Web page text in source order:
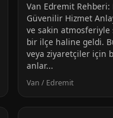
Van Edremit
Güvenilir Hizmet
ve sakin atmosferiyle
bir ilçe haline geldi.
veya ziyaretçiler için
anlar...
Van / Edremit